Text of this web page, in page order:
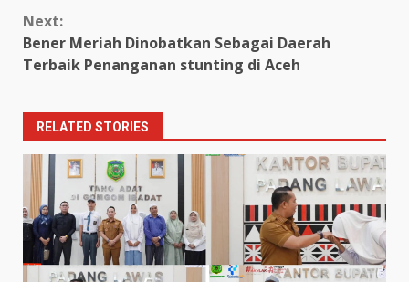
Next:
Bener Meriah Dinobatkan Sebagai Daerah
Terbaik Penanganan stunting di Aceh
RELATED STORIES